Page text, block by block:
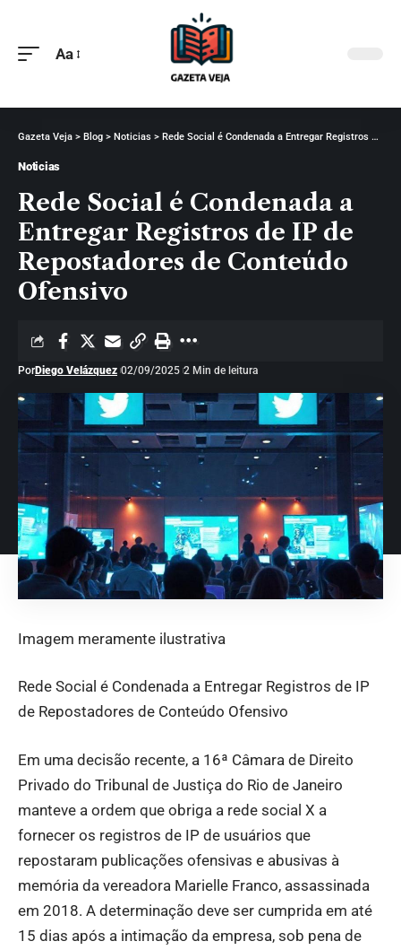
Aa
Gazeta Veja > Blog > Noticias > Rede Social é Condenada a Entregar Registros de IP de Repostadores de Conteúdo Ofensivo
Noticias
Rede Social é Condenada a
Entregar Registros de IP de
Repostadores de Conteúdo
Ofensivo
PorDiego Velázquez 02/09/2025 2 Min de leitura
Imagem meramente ilustrativa
Rede Social é Condenada a Entregar Registros de IP
de Repostadores de Conteúdo Ofensivo
Em uma decisão recente, a 16ª Câmara de Direito
Privado do Tribunal de Justiça do Rio de Janeiro
manteve a ordem que obriga a rede social X a
fornecer os registros de IP de usuários que
repostaram publicações ofensivas e abusivas à
memória da vereadora Marielle Franco, assassinada
em 2018. A determinação deve ser cumprida em até
15 dias após a intimação da empresa, sob pena de